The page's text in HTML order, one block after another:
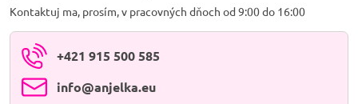
Kontaktuj ma, prosím, v pracovných dňoch od 9:00 do 16:00
+421 915 500 585
info​@anjelka​.eu